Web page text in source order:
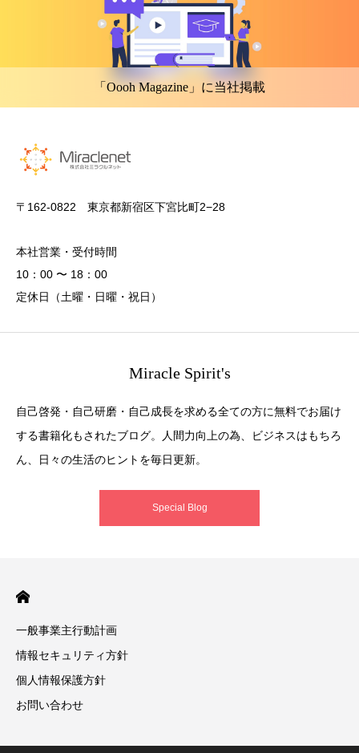
「Oooh Magazine」に当社掲載
〒162-0822 東京都新宿区下宮比町2−28
本社営業・受付時間
10：00 〜 18：00
定休日（土曜・日曜・祝日）
Miracle Spirit's
自己啓発・自己研磨・自己成長を求める全ての方に無料でお届け
する書籍化もされたブログ。人間力向上の為、ビジネスはもちろ
ん、日々の生活のヒントを毎日更新。
Special Blog
一般事業主行動計画
情報セキュリティ方針
個人情報保護方針
お問い合わせ